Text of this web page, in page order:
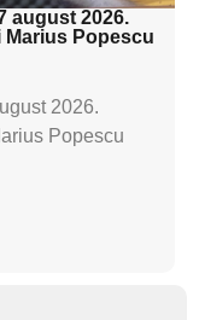
august 2026.
Marius Popescu
2026.
Popescu